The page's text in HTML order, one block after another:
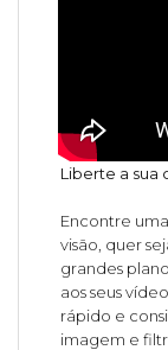
Liberte a sua
Encontre
visão, quer
grandes
aos seus
rápido e
imagem e